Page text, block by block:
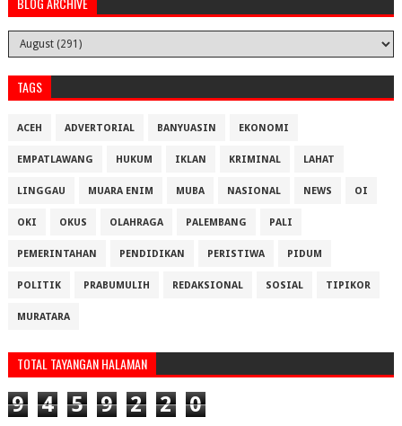
TAGS
ACEH ADVERTORIAL BANYUASIN EKONOMI
EMPATLAWANG HUKUM IKLAN KRIMINAL LAHAT
LINGGAU MUARA ENIM MUBA NASIONAL NEWS OI
OKI OKUS OLAHRAGA PALEMBANG PALI
PEMERINTAHAN PENDIDIKAN PERISTIWA PIDUM
POLITIK PRABUMULIH REDAKSIONAL SOSIAL TIPIKOR
MURATARA
TOTAL TAYANGAN HALAMAN
9 4 5 9 2 2 0